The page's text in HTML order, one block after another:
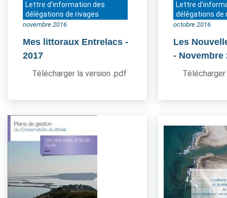
Lettre d'information des
délégations de rivages
novembre 2016
Mes littoraux Entrelacs -
2017
Télécharger la version .pdf
Lettre
délégations de
octobre 2016
Les
- Novembre